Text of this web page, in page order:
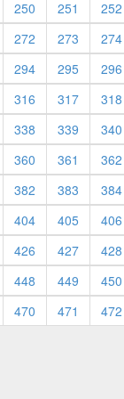
250 251
252
272 273
274
294 295
296
316 317
318
338 339
340
360 361
362
382 383
384
404 405
406
426 427
428
448 449
450
470 471
472